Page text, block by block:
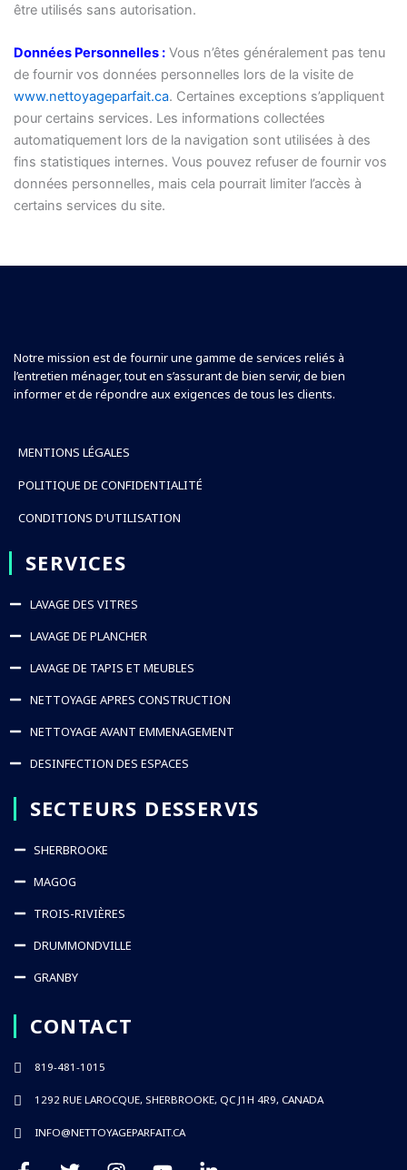
être utilisés sans autorisation.
Données Personnelles :Vous n’êtes généralement pas tenu
de fournir vos données personnelles lors de la visite de
www.nettoyageparfait.ca. Certaines exceptions s’appliquent
pour certains services. Les informations collectées
automatiquement lors de la navigation sont utilisées à des
fins statistiques internes. Vous pouvez refuser de fournir vos
données personnelles, mais cela pourrait limiter l’accès à
certains services du site.
Notre mission est de fournir une gamme de services reliés à
l’entretien ménager, tout en s’assurant de bien servir, de bien
informer et de répondre aux exigences de tous les clients.
MENTIONS LÉGALES
POLITIQUE DE CONFIDENTIALITÉ
CONDITIONS D'UTILISATION
SERVICES
LAVAGE DES VITRES
LAVAGE DE PLANCHER
LAVAGE DE TAPIS ET MEUBLES
NETTOYAGE APRES CONSTRUCTION
NETTOYAGE AVANT EMMENAGEMENT
DESINFECTION DES ESPACES
SECTEURS DESSERVIS
SHERBROOKE
MAGOG
TROIS-RIVIÈRES
DRUMMONDVILLE
GRANBY
CONTACT
819-481-1015
1292 RUE LAROCQUE, SHERBROOKE, QC J1H 4R9, CANADA
INFO@NETTOYAGEPARFAIT.CA